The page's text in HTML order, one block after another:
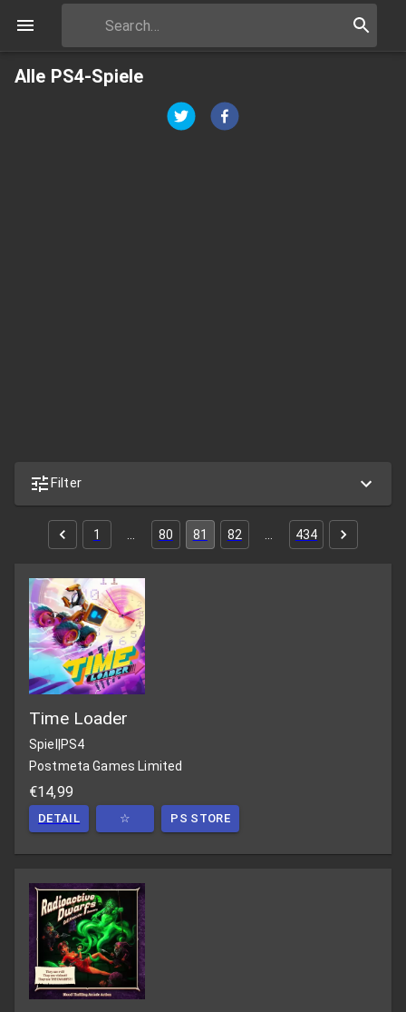
Alle PS4-Spiele
Filter
1 80 81 82 434
Time Loader
Spiel|PS4
Postmeta Games Limited
€14,99
DETAIL ☆ PS STORE